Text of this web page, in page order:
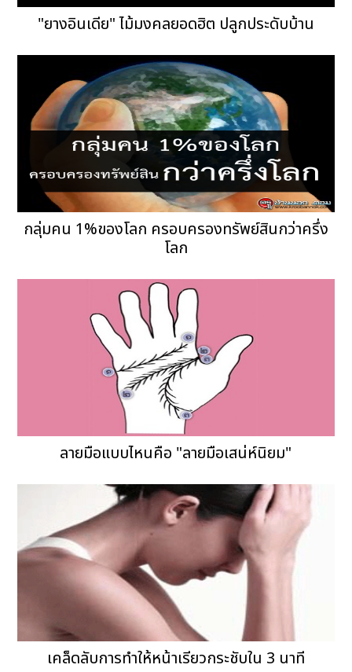
"ยางอินเดีย" ไม้มงคลยอดฮิต ปลูกประดับบ้าน
กลุ่มคน 1%ของโลก ครอบครองทรัพย์สินกว่าครึ่ง
โลก
ลายมือแบบไหนคือ "ลายมือเสน่ห์นิยม"
เคล็ดลับการทำให้หน้าเรียวกระชับใน 3 นาที